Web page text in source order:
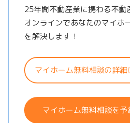
25年間不動産業に携わる不動
オンラインであなたのマイホ
を解決します！
マイホーム無料相談の詳細
マイホーム無料相談を予